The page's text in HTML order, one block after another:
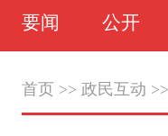
要闻 公开
首页 >> 政民互动 >>